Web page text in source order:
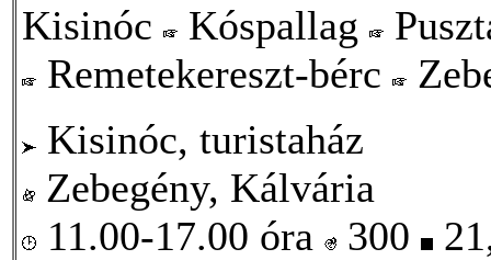
Kisinóc Kóspallag
Remetekereszt-bérc
Kisinóc, turistaház
Zebegény, Kálvária
11.00-17.00 óra
300